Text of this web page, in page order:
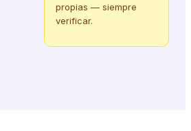
propias — siempre
verificar.